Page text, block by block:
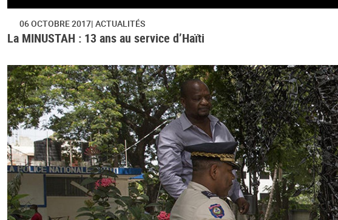
06 OCTOBRE 2017 ACTUALITÉS
La MINUSTAH : 13 ans au service d’Haïti